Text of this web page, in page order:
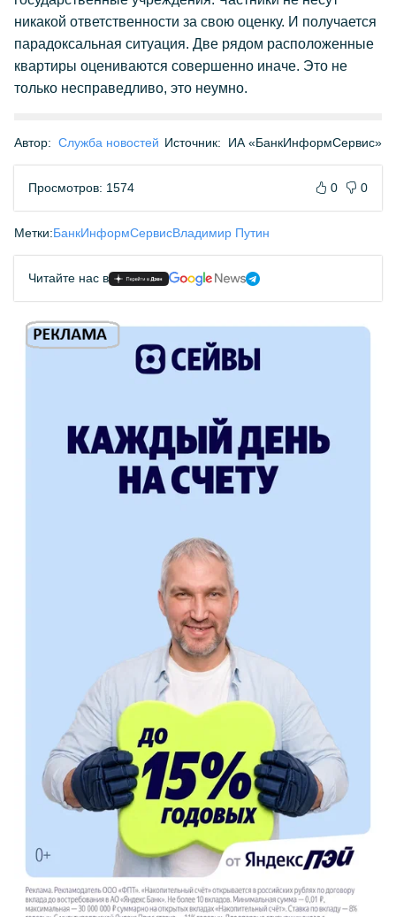
никакой ответственности за свою оценку. И получается
парадоксальная ситуация. Две рядом расположенные
квартиры оцениваются совершенно иначе. Это не
только несправедливо, это неумно.
Автор: Служба новостей Источник: ИА «БанкИнформСервис»
Просмотров: 1574 0 0
Метки:БанкИнформСервисВладимир Путин
Читайте нас в